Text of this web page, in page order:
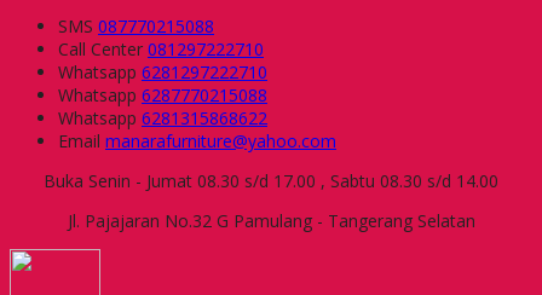
SMS 087770215088
Call Center 081297222710
Whatsapp 6281297222710
Whatsapp 6287770215088
Whatsapp 6281315868622
Email manarafurniture@yahoo.com
Buka Senin - Jumat 08.30 s/d 17.00 , Sabtu 08.30 s/d 14.00
Jl. Pajajaran No.32 G Pamulang - Tangerang Selatan